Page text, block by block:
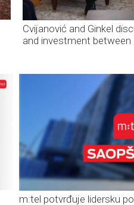
Cvijanović and Ginkel
and investment between
m:tel potvrđuje lidersku